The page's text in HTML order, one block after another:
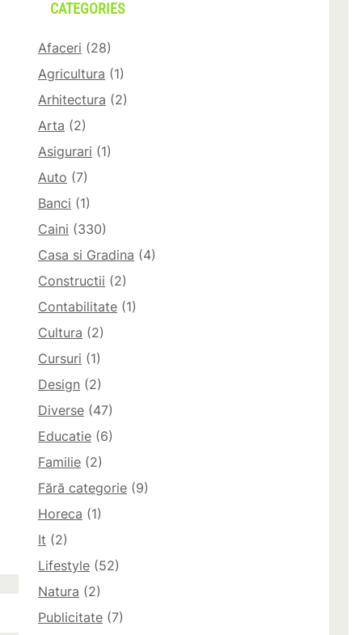
CATEGORIES
Afaceri (28)
Agricultura (1)
Arhitectura (2)
Arta (2)
Asigurari (1)
Auto (7)
Banci (1)
Caini (330)
Casa si Gradina (4)
Constructii (2)
Contabilitate (1)
Cultura (2)
Cursuri (1)
Design (2)
Diverse (47)
Educatie (6)
Familie (2)
Fără categorie (9)
Horeca (1)
It (2)
Lifestyle (52)
Natura (2)
Publicitate (7)